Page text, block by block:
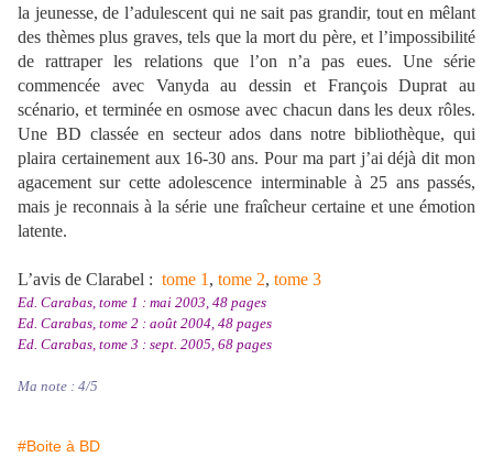
la jeunesse, de l’adulescent qui ne sait pas grandir, tout en mêlant
des thèmes plus graves, tels que la mort du père, et l’impossibilité
de rattraper les relations que l’on n’a pas eues. Une série
commencée avec Vanyda au dessin et François Duprat au
scénario, et terminée en osmose avec chacun dans les deux rôles.
Une BD classée en secteur ados dans notre bibliothèque, qui
plaira certainement aux 16-30 ans. Pour ma part j’ai déjà dit mon
agacement sur cette adolescence interminable à 25 ans passés,
mais je reconnais à la série une fraîcheur certaine et une émotion
latente.
L’avis de Clarabel : tome 1 , tome 2, tome 3
Ed. Carabas, tome 1 : mai 2003, 48 pages
Ed. Carabas, tome 2 : août 2004, 48 pages
Ed. Carabas, tome 3 : sept. 2005, 68 pages
Ma note : 4/5
#Boite à BD